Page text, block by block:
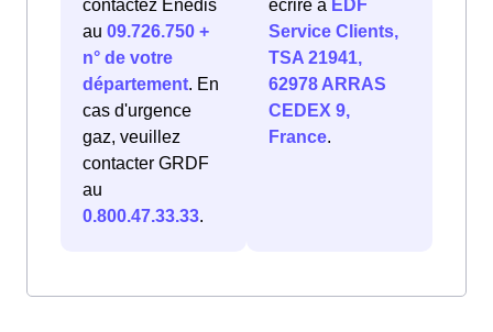
contactez Enedis
au 09.726.750 +
n° de votre
département. En
cas d'urgence
gaz, veuillez
contacter GRDF
au
0.800.47.33.33.
écrire à EDF
Service Clients,
TSA 21941,
62978 ARRAS
CEDEX 9,
France.